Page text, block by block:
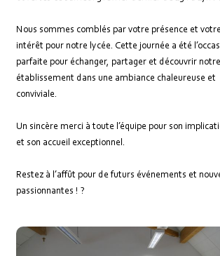
Nous sommes comblés par votre présence et
intérêt pour notre lycée. Cette journée a été
parfaite pour échanger, partager et découvrir notre
établissement dans une ambiance chaleureuse et
conviviale.
Un sincère merci à toute l’équipe pour son
et son accueil exceptionnel.
Restez à l’affût pour de futurs événements et
passionnantes ! ?